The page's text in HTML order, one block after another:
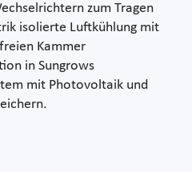
zum Tragen
isolierte Luftkühlung mit
Kammer
in Sungrows
mit Photovoltaik und